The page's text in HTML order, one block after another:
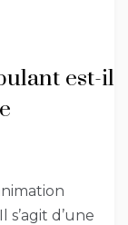
est-il
s’agit d’une